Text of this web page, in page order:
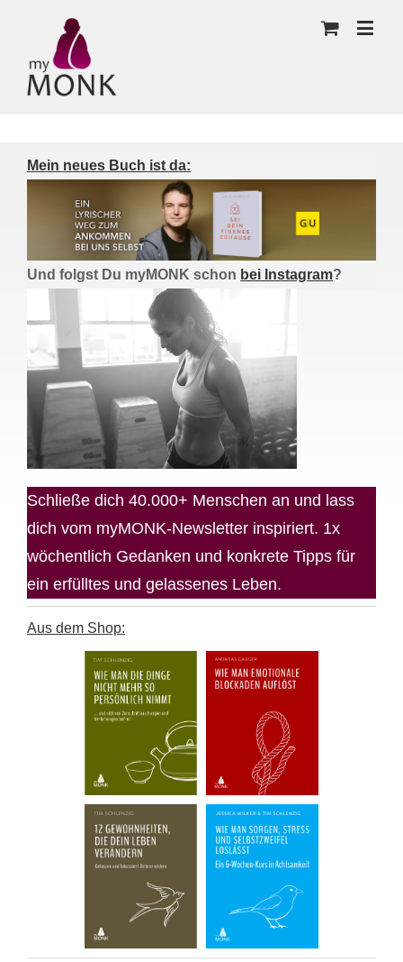
Mein neues Buch ist da:
Und folgst Du myMONK schon bei Instagram?
Schließe dich 40.000+ Menschen an und lass
dich vom myMONK-Newsletter inspiriert. 1x
wöchentlich Gedanken und konkrete Tipps für
ein erfülltes und gelassenes Leben.
Aus dem Shop: